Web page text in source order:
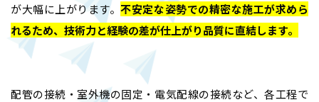
が大幅に上がります。不安定な姿勢での精密な施工が求めら
れるため、技術力と経験の差が仕上がり品質に直結します。
配管の接続・室外機の固定・電気配線の接続など、各工程で